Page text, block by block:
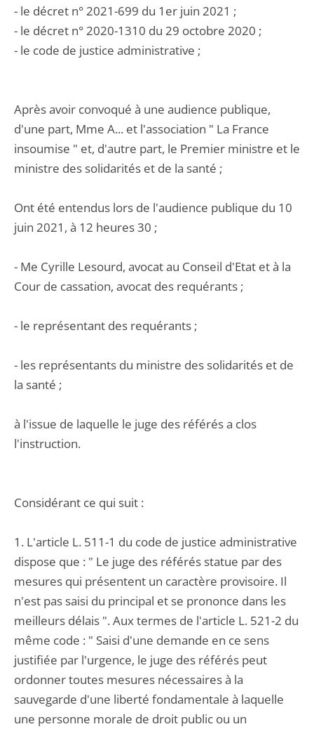
- le décret n° 2021-699 du 1er juin 2021 ;
- le décret n° 2020-1310 du 29 octobre 2020 ;
- le code de justice administrative ;
Après avoir convoqué à une audience publique,
d'une part, Mme A... et l'association " La France
insoumise " et, d'autre part, le Premier ministre et le
ministre des solidarités et de la santé ;
Ont été entendus lors de l'audience publique du 10
juin 2021, à 12 heures 30 ;
- Me Cyrille Lesourd, avocat au Conseil d'Etat et à la
Cour de cassation, avocat des requérants ;
- le représentant des requérants ;
- les représentants du ministre des solidarités et de
la santé ;
à l'issue de laquelle le juge des référés a clos
l'instruction.
Considérant ce qui suit :
1. L'article L. 511-1 du code de justice administrative
dispose que : " Le juge des référés statue par des
mesures qui présentent un caractère provisoire. Il
n'est pas saisi du principal et se prononce dans les
meilleurs délais ". Aux termes de l'article L. 521-2 du
même code : " Saisi d'une demande en ce sens
justifiée par l'urgence, le juge des référés peut
ordonner toutes mesures nécessaires à la
sauvegarde d'une liberté fondamentale à laquelle
une personne morale de droit public ou un